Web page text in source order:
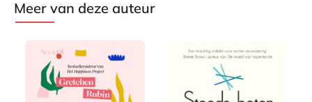
Meer van deze auteur